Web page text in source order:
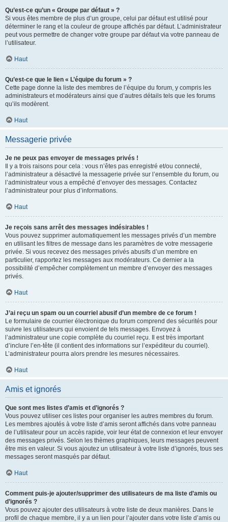
Qu’est-ce qu’un « Groupe par défaut » ?
Si vous êtes membre de plus d’un groupe, celui par défaut est utilisé pour
déterminer le rang et la couleur de groupe affichés par défaut. L’administrateur
peut vous permettre de changer votre groupe par défaut via votre panneau de
l’utilisateur.
Haut
Qu’est-ce que le lien « L’équipe du forum » ?
Cette page donne la liste des membres de l’équipe du forum, y compris les
administrateurs et modérateurs ainsi que d’autres détails tels que les forums
qu’ils modèrent.
Haut
Messagerie privée
Je ne peux pas envoyer de messages privés !
Il y a trois raisons pour cela : vous n’êtes pas enregistré et/ou connecté,
l’administrateur a désactivé la messagerie privée sur l’ensemble du forum, ou
l’administrateur vous a empêché d’envoyer des messages. Contactez
l’administrateur pour plus d’informations.
Haut
Je reçois sans arrêt des messages indésirables !
Vous pouvez supprimer automatiquement les messages privés d’un membre
en utilisant les filtres de message dans les paramètres de votre messagerie
privée. Si vous recevez des messages privés abusifs d’un membre en
particulier, rapportez les messages aux modérateurs. Ce dernier a la
possibilité d’empêcher complètement un membre d’envoyer des messages
privés.
Haut
J’ai reçu un spam ou un courriel abusif d’un membre de ce forum !
Le formulaire de courrier électronique du forum comprend des sécurités pour
suivre les utilisateurs qui envoient de tels messages. Envoyez à
l’administrateur une copie complète du courriel reçu. Il est très important
d’inclure l’en-tête (il contient des informations sur l’expéditeur du courriel).
L’administrateur pourra alors prendre les mesures nécessaires.
Haut
Amis et ignorés
Que sont mes listes d’amis et d’ignorés ?
Vous pouvez utiliser ces listes pour organiser les autres membres du forum.
Les membres ajoutés à votre liste d’amis seront affichés dans votre panneau
de l’utilisateur pour un accès rapide, voir leur état de connexion et leur envoyer
des messages privés. Selon les thèmes graphiques, leurs messages peuvent
être mis en valeur. Si vous ajoutez un utilisateur à votre liste d’ignorés, tous ses
messages seront masqués par défaut.
Haut
Comment puis-je ajouter/supprimer des utilisateurs de ma liste d’amis ou
d’ignorés ?
Vous pouvez ajouter des utilisateurs à votre liste de deux manières. Dans le
profil de chaque membre, il y a un lien pour l’ajouter dans votre liste d’amis ou